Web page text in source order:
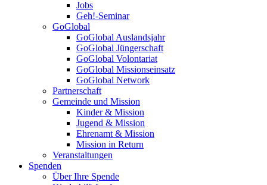
Jobs
Geh!-Seminar
GoGlobal
GoGlobal Auslandsjahr
GoGlobal Jüngerschaft
GoGlobal Volontariat
GoGlobal Missionseinsatz
GoGlobal Network
Partnerschaft
Gemeinde und Mission
Kinder & Mission
Jugend & Mission
Ehrenamt & Mission
Mission in Return
Veranstaltungen
Spenden
Über Ihre Spende